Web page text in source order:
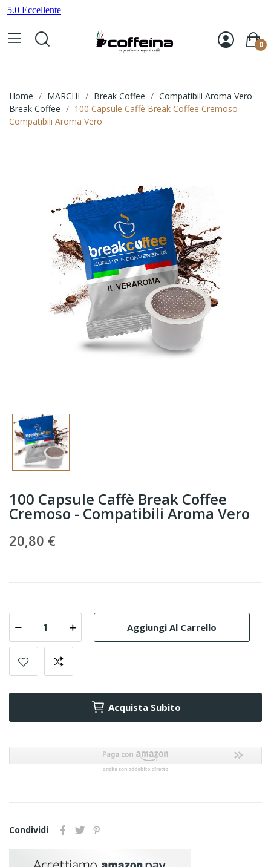
0
Home MARCHI Break Coffee
Compatibili Aroma Vero
Break Coffee
100 Capsule Caffè Break Coffee Cremoso -
Compatibili Aroma Vero
100 Capsule Caffè Break Coffee
Cremoso - Compatibili Aroma Vero
20,80 €
Aggiungi Al Carrello
Acquista Subito
Condividi